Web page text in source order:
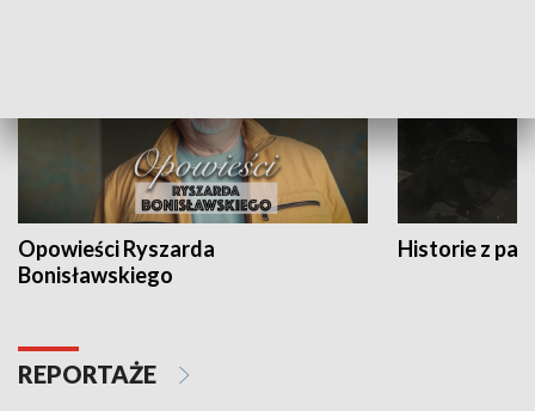
Opowieści Ryszarda
Bonisławskiego
Historie z
REPORTAŻE